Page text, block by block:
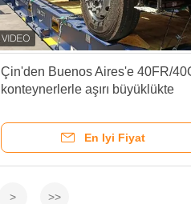
Çin'den Buenos Aires'e 40FR/
konteynerlerle aşırı büyüklükte
sevkiyatları
En Iyi Fiyat
> >>